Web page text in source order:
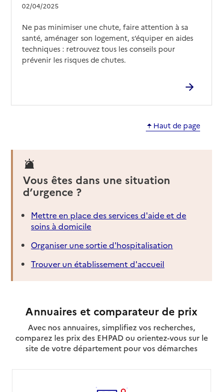
02/04/2025
Ne pas minimiser une chute, faire attention à sa
santé, aménager son logement, s’équiper en aides
techniques : retrouvez tous les conseils pour
prévenir les risques de chutes.
Haut de page
Vous êtes dans une situation
d’urgence ?
Mettre en place des services d'aide et de
soins à domicile
Organiser une sortie d'hospitalisation
Trouver un établissement d'accueil
Annuaires et comparateur de prix
Avec nos annuaires, simplifiez vos recherches,
comparez les prix des EHPAD ou orientez-vous sur le
site de votre département pour vos démarches